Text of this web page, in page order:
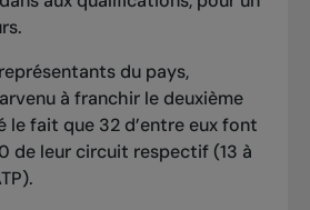
du pays,
à franchir le deuxième
le fait que 32 d’entre eux font
de leur circuit respectif (13 à